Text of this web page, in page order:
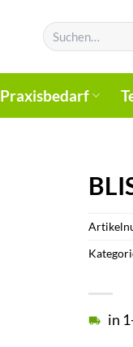
Suchen
nach:
Praxisbedarf
in